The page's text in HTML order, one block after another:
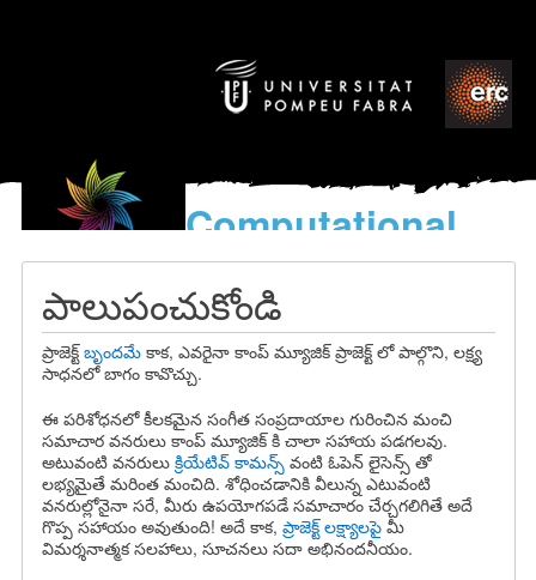
Computational
models
for the discovery of the
World’s Music
పాలుపంచుకోండి
ప్రాజెక్ట్బృందమేకాక, ఎవరైనా కాంప్ మ్యూజిక్ ప్రాజెక్ట్ లో పాల్గొని, లక్ష్య
సాధనలో బాగం కావొచ్చు.
ఈ పరిశోధనలో కీలకమైన సంగీత సంప్రదాయాల గురించిన మంచి
సమాచార వనరులు కాంప్ మ్యూజిక్ కి చాలా సహాయ పడగలవు.
అటువంటి వనరులు క్రియేటివ్ కామన్స్వంటి ఓపెన్ లైసెన్స్ తో
లభ్యమైతే మరింత మంచిది. శోధించడానికి వీలున్న ఎటువంటి
వనరుల్లోనైనా సరే, మీరు ఉపయోగపడే సమాచారం చేర్చగలిగితే అదే
గొప్ప సహాయం అవుతుంది! అదే కాక, ప్రాజెక్ట్ లక్ష్యాలపైమీ
విమర్శనాత్మక సలహాలు, సూచనలు సదా అభినందనీయం.